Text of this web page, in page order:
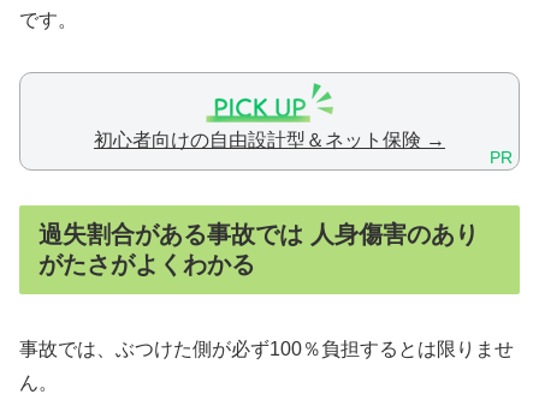
です。
初心者向けの自由設計型＆ネット保険 →
PR
過失割合がある事故では 人身傷害のあり
がたさがよくわかる
事故では、ぶつけた側が必ず100％負担するとは限りませ
ん。